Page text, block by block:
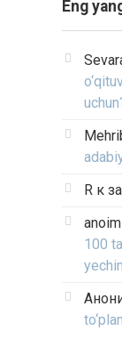
Eng
R к
anoim
100